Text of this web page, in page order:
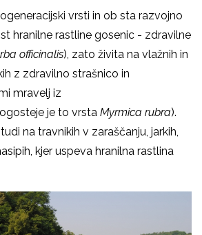
vrsti in ob sta razvojno
hranilne rastline gosenic - zdravilne
officinalis), zato živita na vlažnih in
z zdravilno strašnico in
mravelj iz
je to vrsta Myrmica rubra).
na travnikih v zaraščanju, jarkih,
kjer uspeva hranilna rastlina